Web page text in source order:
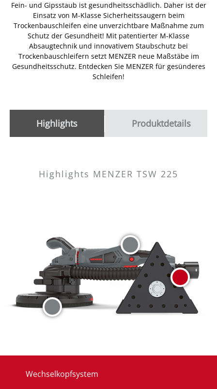
Fein- und Gipsstaub ist gesundheitsschädlich. Daher ist der
Einsatz von M-Klasse Sicherheitssaugern beim
Trockenbauschleifen eine unverzichtbare Maßnahme zum
Schutz der Gesundheit! Mit patentierter M-Klasse
Absaugtechnik und innovativem Staubschutz bei
Trockenbauschleifern setzt MENZER neue Maßstäbe im
Gesundheitsschutz. Entdecken Sie MENZER für gesünderes
Schleifen!
Highlights Produktdetails
Highlights MENZER TSW 225
Wechselkopfsystem